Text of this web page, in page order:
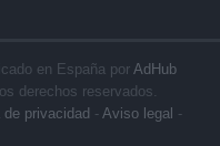
en España por AdHub
derechos reservados.
privacidad - Aviso legal -